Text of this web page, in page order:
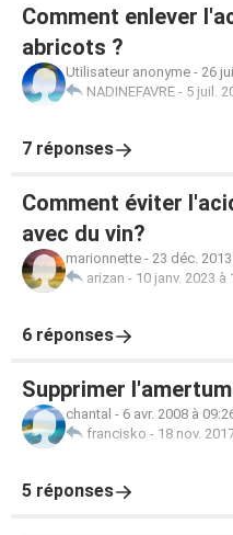
Comment enlever
abricots ?
Utilisateur anonyme - 26
NADINEFAVRE - 5 juil.
7 réponses
Comment éviter
avec du vin?
marionnette - 23 déc.
arizan - 10 janv. 2023 à
6 réponses
Supprimer
chantal - 6 avr. 2008 à
francisko - 18 nov.
5 réponses